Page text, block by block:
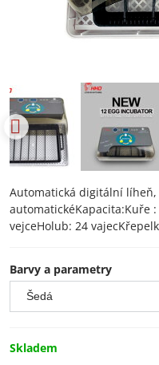
Automatická digitální
automatickéKapacita:Kuře
vejceHolub: 24
Barvy a parametry
Skladem